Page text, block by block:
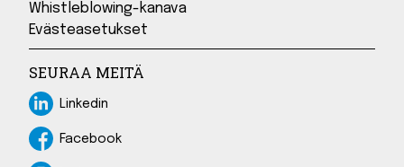
Whistleblowing-kanava
Evästeasetukset
SEURAA MEITÄ
LinkedinLinkedin
Facebook
Facebook